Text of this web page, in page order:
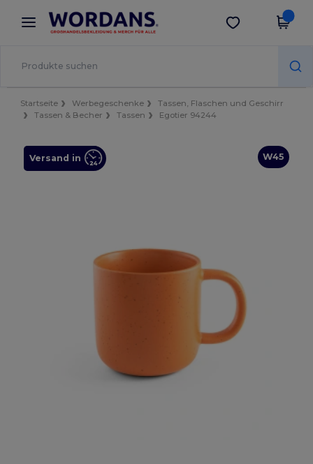
× Wordans App
Bessere Preise in der App!
App holen
Startseite Werbegeschenke
Tassen, Flaschen und Geschirr
Tassen & Becher
Tassen Egotier 94244
W45
Versand in